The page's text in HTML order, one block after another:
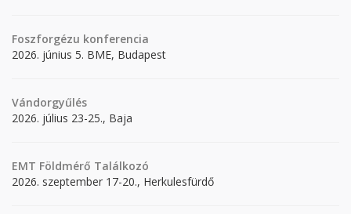
Foszforgézu konferencia
2026. június 5. BME, Budapest
Vándorgyűlés
2026. július 23-25., Baja
EMT Földmérő Találkozó
2026. szeptember 17-20., Herkulesfürdő